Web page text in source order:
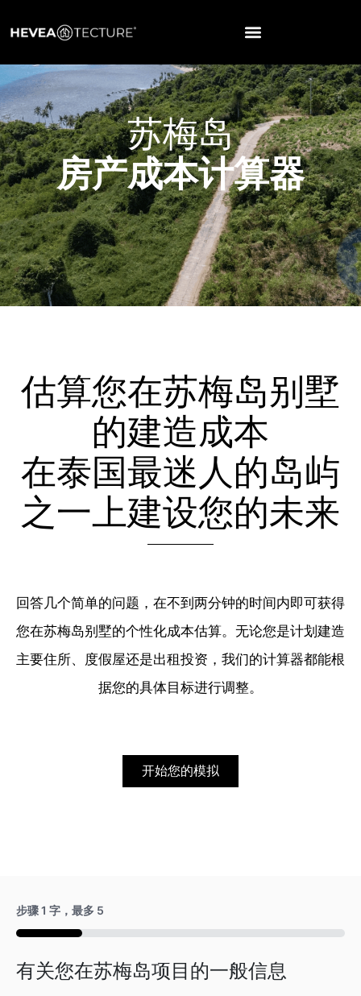
苏梅岛
房产成本计算器
估算您在苏梅岛别墅
的建造成本
在泰国最迷人的岛屿
之一上建设您的未来
回答几个简单的问题，在不到两分钟的时间内即可获得
您在苏梅岛别墅的个性化成本估算。无论您是计划建造
主要住所、度假屋还是出租投资，我们的计算器都能根
据您的具体目标进行调整。
开始您的模拟
步骤1 字，最多 5
20%
有关您在苏梅岛项目的一般信息